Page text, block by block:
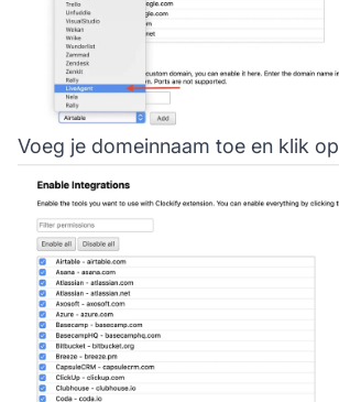
Voeg je domeinnaam toe en klik op